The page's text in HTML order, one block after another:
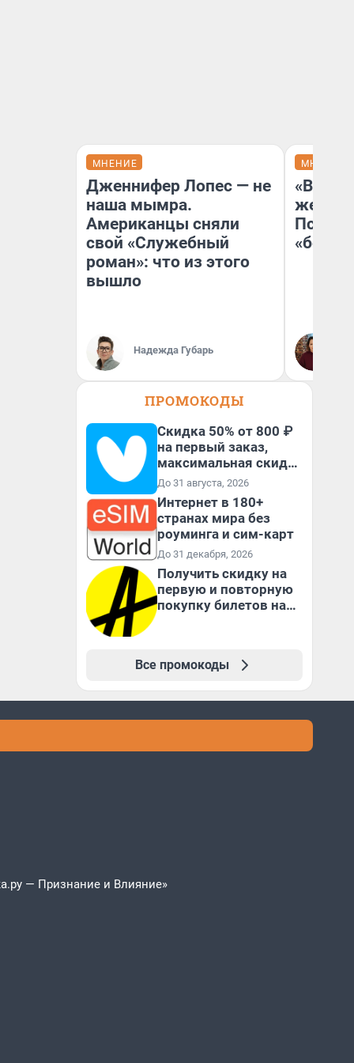
МНЕНИЕ
Дженнифер Лопес — не
наша мымра.
Американцы сняли
свой «Служебный
роман»: что из этого
вышло
Надежда Губарь
МНЕНИЕ
ПРОМОКОДЫ
Скидка 50% от 800 ₽
на первый заказ,
максимальная скидка
600 ₽
До 31 августа, 2026
Интернет в 180+
странах мира без
роуминга и сим-карт
До 31 декабря, 2026
Получить скидку на
первую и повторную
покупку билетов на
Все промокоды
— Признание и Влияние»